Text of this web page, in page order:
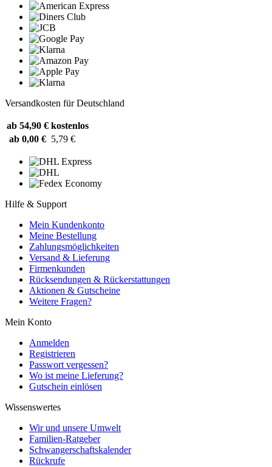
Versandkosten für Deutschland
ab 54,90 € kostenlos
ab 0,00 € 5,79 €
Hilfe & Support
Mein Kundenkonto
Meine Bestellung
Zahlungsmöglichkeiten
Versand & Lieferung
Firmenkunden
Rücksendungen & Rückerstattungen
Aktionen & Gutscheine
Weitere Fragen?
Mein Konto
Anmelden
Registrieren
Passwort vergessen?
Wo ist meine Lieferung?
Gutschein einlösen
Wissenswertes
Wir und unsere Umwelt
Familien-Ratgeber
Schwangerschaftskalender
Rückrufe